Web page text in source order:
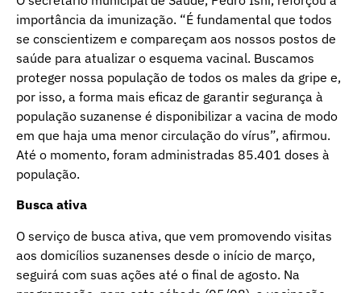
importância da imunização. “É fundamental que todos
se conscientizem e compareçam aos nossos postos de
saúde para atualizar o esquema vacinal. Buscamos
proteger nossa população de todos os males da gripe e,
por isso, a forma mais eficaz de garantir segurança à
população suzanense é disponibilizar a vacina de modo
em que haja uma menor circulação do vírus”, afirmou.
Até o momento, foram administradas 85.401 doses à
população.
Busca ativa
O serviço de busca ativa, que vem promovendo visitas
aos domicílios suzanenses desde o início de março,
seguirá com suas ações até o final de agosto. Na